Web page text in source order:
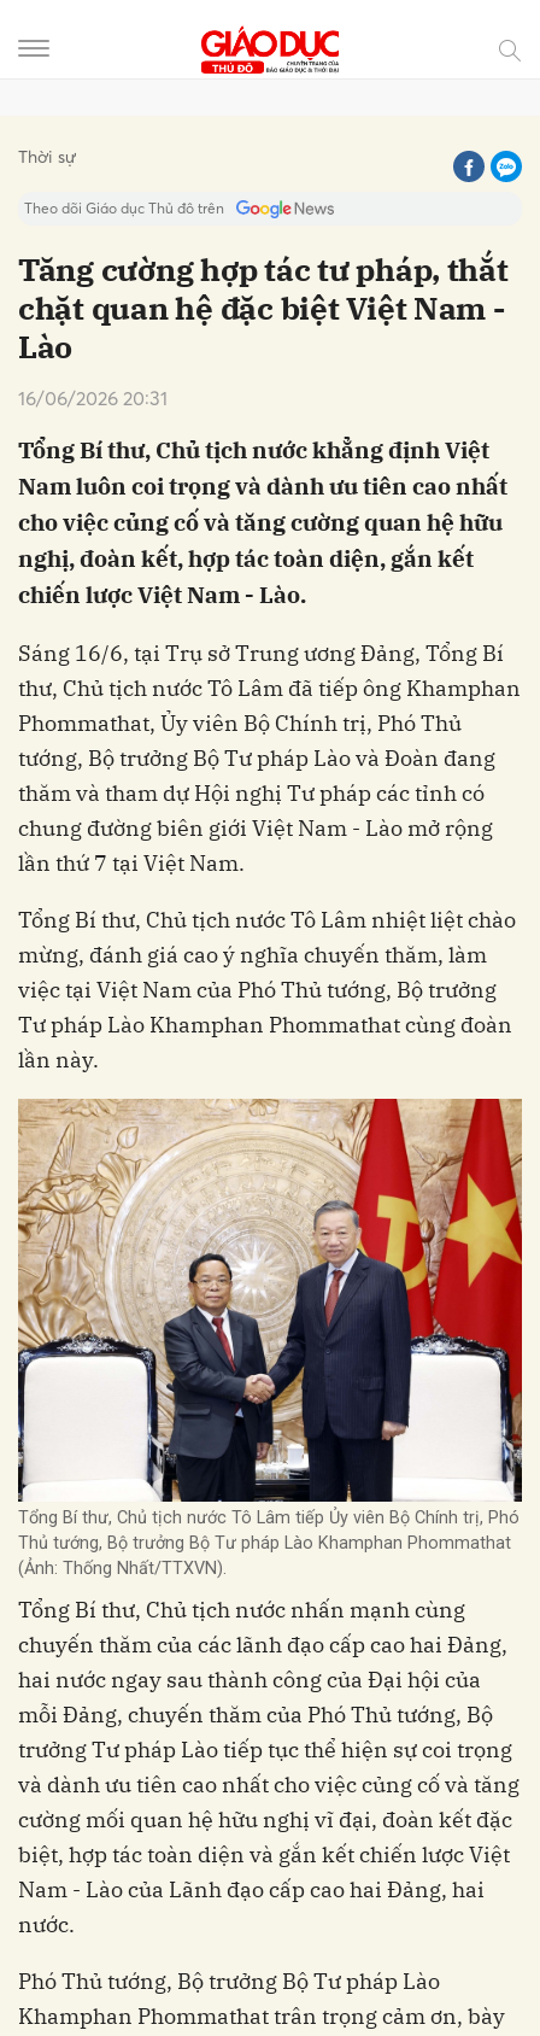
Thời sự
Theo dõi Giáo dục Thủ đô trên
Tăng cường hợp tác tư pháp, thắt
chặt quan hệ đặc biệt Việt Nam -
Lào
16/06/2026 20:31
Tổng Bí thư, Chủ tịch nước khẳng định Việt
Nam luôn coi trọng và dành ưu tiên cao nhất
cho việc củng cố và tăng cường quan hệ hữu
nghị, đoàn kết, hợp tác toàn diện, gắn kết
chiến lược Việt Nam - Lào.
Sáng 16/6, tại Trụ sở Trung ương Đảng, Tổng Bí
thư, Chủ tịch nước Tô Lâm đã tiếp ông Khamphan
Phommathat, Ủy viên Bộ Chính trị, Phó Thủ
tướng, Bộ trưởng Bộ Tư pháp Lào và Đoàn đang
thăm và tham dự Hội nghị Tư pháp các tỉnh có
chung đường biên giới Việt Nam - Lào mở rộng
lần thứ 7 tại Việt Nam.
Tổng Bí thư, Chủ tịch nước Tô Lâm nhiệt liệt chào
mừng, đánh giá cao ý nghĩa chuyến thăm, làm
việc tại Việt Nam của Phó Thủ tướng, Bộ trưởng
Tư pháp Lào Khamphan Phommathat cùng đoàn
lần này.
Tổng Bí thư, Chủ tịch nước Tô Lâm tiếp Ủy viên Bộ Chính trị, Phó
Thủ tướng, Bộ trưởng Bộ Tư pháp Lào Khamphan Phommathat
(Ảnh: Thống Nhất/TTXVN).
Tổng Bí thư, Chủ tịch nước nhấn mạnh cùng
chuyến thăm của các lãnh đạo cấp cao hai Đảng,
hai nước ngay sau thành công của Đại hội của
mỗi Đảng, chuyến thăm của Phó Thủ tướng, Bộ
trưởng Tư pháp Lào tiếp tục thể hiện sự coi trọng
và dành ưu tiên cao nhất cho việc củng cố và tăng
cường mối quan hệ hữu nghị vĩ đại, đoàn kết đặc
biệt, hợp tác toàn diện và gắn kết chiến lược Việt
Nam - Lào của Lãnh đạo cấp cao hai Đảng, hai
nước.
Phó Thủ tướng, Bộ trưởng Bộ Tư pháp Lào
Khamphan Phommathat trân trọng cảm ơn, bày
Hủy Gửi